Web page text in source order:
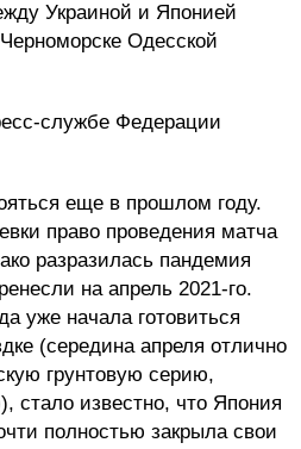
Украиной и Японией
Одесской
службе Федерации
еще в прошлом году.
право проведения матча
разразилась пандемия
на апрель 2021-го.
уже начала готовиться
(середина апреля отлично
грунтовую серию,
стало известно, что Япония
полностью закрыла свои